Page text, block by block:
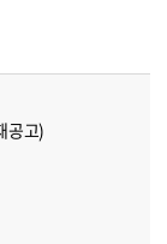
공고)